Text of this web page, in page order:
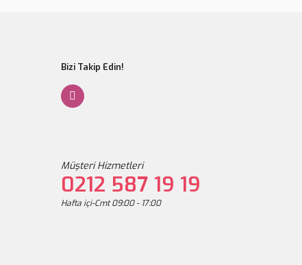
Bizi Takip Edin!
Müşteri Hizmetleri
0212 587 19 19
Hafta içi-Cmt 09:00 - 17:00